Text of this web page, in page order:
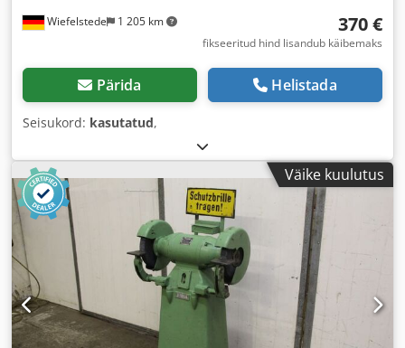
Wiefelstede 1 205 km 370 €
fikseeritud hind lisandub käibemaks
Pärida Helistada
Seisukord: kasutatud,
Väike kuulutus